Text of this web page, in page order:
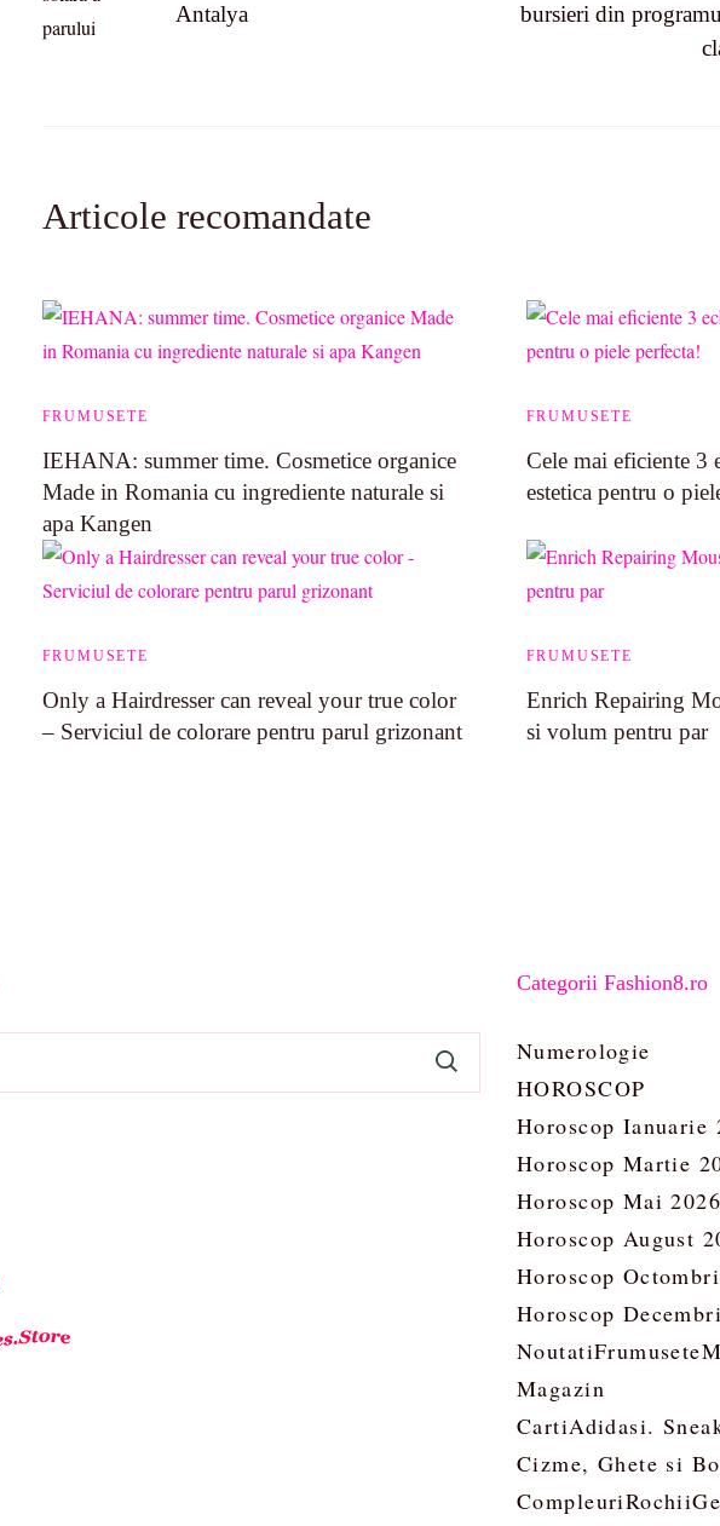
Antalya
bursieri din
Articole recomandate
FRUMUSETE
IEHANA: summer time. Cosmetice organice
Made in Romania cu ingrediente naturale si
apa Kangen
FRUMUSETE
Cele mai eficiente 3
estetica pentru o
FRUMUSETE
Only a Hairdresser can reveal your true color
– Serviciul de colorare pentru parul grizonant
FRUMUSETE
Enrich Repairing
si volum pentru par
Categorii Fashion8.ro
Numerologie
HOROSCOP
Horoscop Ianuarie
Horoscop Martie
Horoscop Mai
Horoscop August
Horoscop
Horoscop
NoutatiFrumusete
Magazin
CartiAdidasi.
Cizme, Ghete si
CompleuriRochii